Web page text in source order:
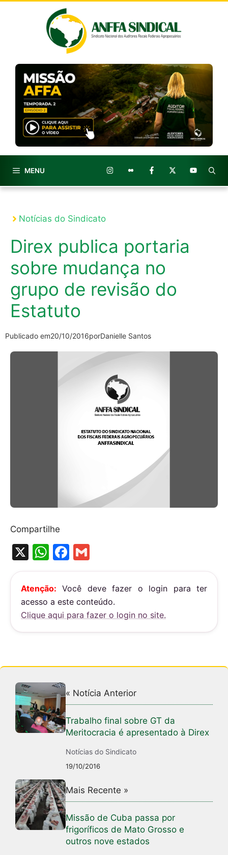
MENU
Notícias do Sindicato
Direx publica portaria
sobre mudança no
grupo de revisão do
Estatuto
Publicado em20/10/2016porDanielle Santos
Compartilhe
X
W
h
at
s
A
p
F
a
c
e
b
o
k
m
ai
l
Atenção: Você deve fazer o login para ter
acesso a este conteúdo.
Clique aqui para fazer o login no site.
« Notícia Anterior
Trabalho final sobre GT da
Meritocracia é apresentado à Direx
Notícias do Sindicato
19/10/2016
Mais Recente »
Missão de Cuba passa por
frigoríficos de Mato Grosso e
outros nove estados